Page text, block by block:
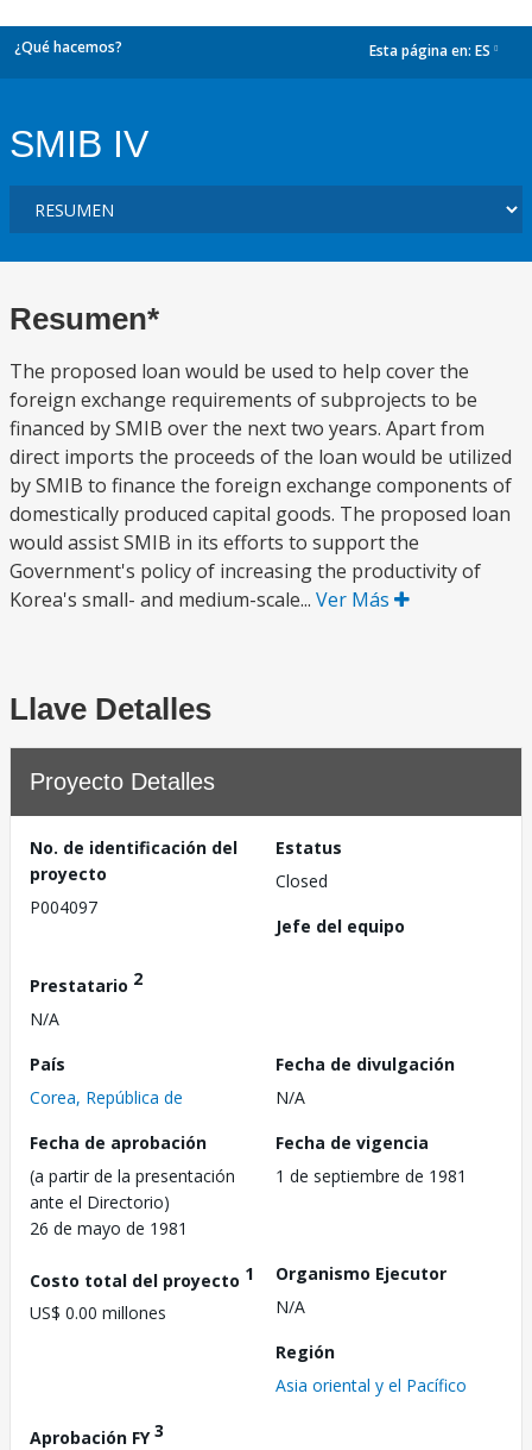
¿Qué hacemos? Esta página en: ES
SMIB IV
Resumen*
The proposed loan would be used to help cover the
foreign exchange requirements of subprojects to be
financed by SMIB over the next two years. Apart from
direct imports the proceeds of the loan would be utilized
by SMIB to finance the foreign exchange components of
domestically produced capital goods. The proposed loan
would assist SMIB in its efforts to support the
Government's policy of increasing the productivity of
Korea's small- and medium-scale... Ver Más
Llave Detalles
Proyecto Detalles
No. de identificación del
proyecto
P004097
Estatus
Closed
Jefe del equipo
Prestatario 2
N/A
País
Corea, República de
Fecha de divulgación
N/A
Fecha de aprobación
(a partir de la presentación
ante el Directorio)
26 de mayo de 1981
Fecha de vigencia
1 de septiembre de 1981
Costo total del proyecto 1
US$ 0.00 millones
Organismo Ejecutor
N/A
Región
Asia oriental y el Pacífico
Aprobación FY3